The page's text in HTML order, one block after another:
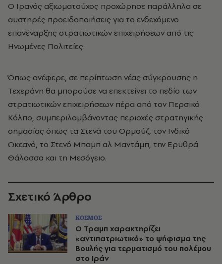
Ο Ιρανός αξιωματούχος προχώρησε παράλληλα σε
αυστηρές προειδοποιήσεις για το ενδεχόμενο
επανέναρξης στρατιωτικών επιχειρήσεων από τις
Ηνωμένες Πολιτείες.
Όπως ανέφερε, σε περίπτωση νέας σύγκρουσης η
Τεχεράνη θα μπορούσε να επεκτείνει το πεδίο των
στρατιωτικών επιχειρήσεων πέρα από τον Περσικό
Κόλπο, συμπεριλαμβάνοντας περιοχές στρατηγικής
σημασίας όπως τα Στενά του Ορμούζ, τον Ινδικό
Ωκεανό, το Στενό Μπαμπ αλ Μαντάμπ, την Ερυθρά
Θάλασσα και τη Μεσόγειο.
Σχετικό Άρθρο
ΚΟΣΜΟΣ
Ο Τραμπ χαρακτηρίζει
«αντιπατριωτικό» το ψήφισμα της
Βουλής για τερματισμό του πολέμου
στο Ιράν